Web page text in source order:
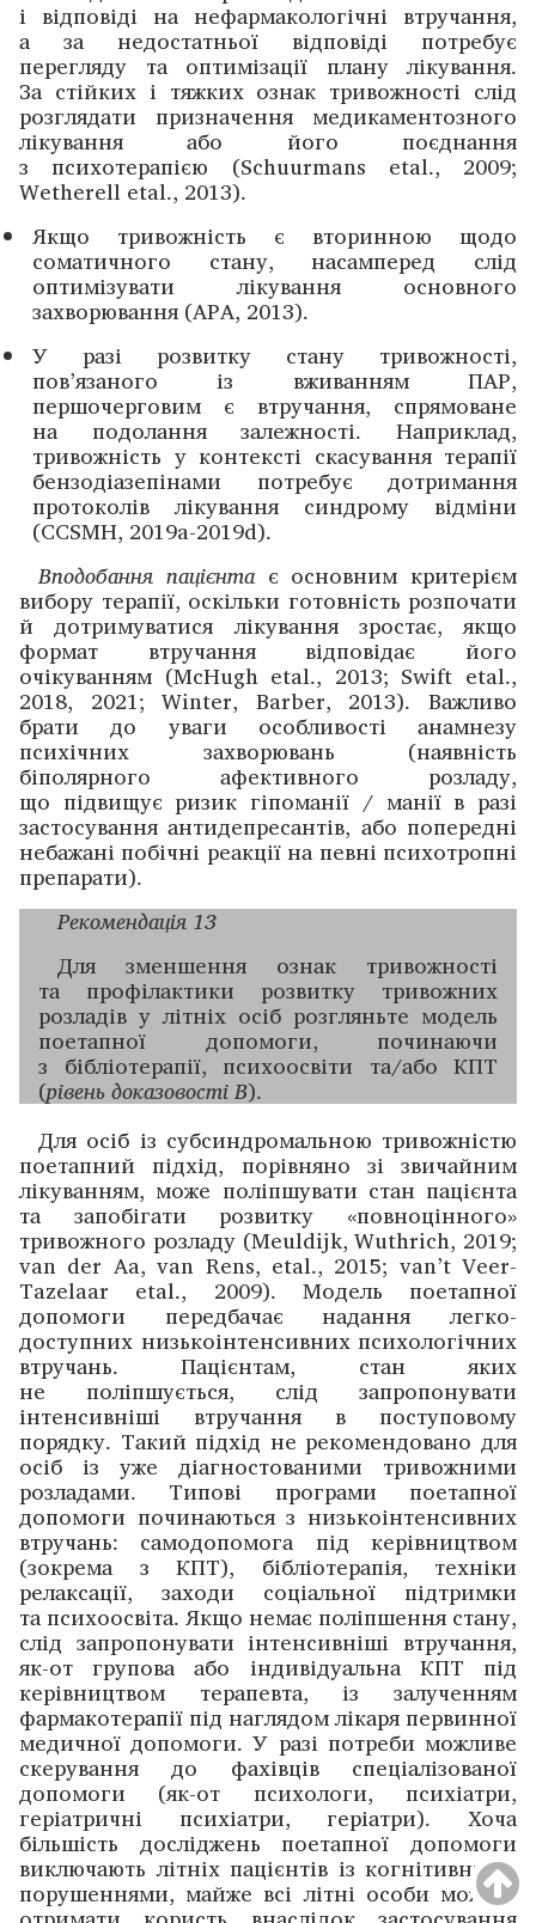
і відповіді на нефармакологічні втручання,
а за недостатньої відповіді потребує
перегляду та оптимізації плану лікування.
За стійких і тяжких ознак тривожності слід
розглядати призначення медикаментозного
лікування або його поєднання
з психотерапією (Schuurmans etal., 2009;
Wetherell etal., 2013).
Якщо тривожність є вторинною щодо
соматичного стану, насамперед слід
оптимізувати лікування основного
захворювання (APA, 2013).
У разі розвитку стану тривожності,
пов’язаного із вживанням ПАР,
першочерговим є втручання, спрямоване
на подолання залежності. Наприклад,
тривожність у контексті скасування терапії
бензодіазепінами потребує дотримання
протоколів лікування синдрому відміни
(CCSMH, 2019a-2019d).
Вподобання пацієнтає основним критерієм
вибору терапії, оскільки готовність розпочати
й дотримуватися ­лікування зростає, якщо
формат втручання відповідає його
очікуванням (McHugh etal., 2013; Swift etal.,
2018, 2021; Winter, Barber, 2013). Важливо
брати до уваги особливості анамнезу
психічних захворювань (наявність
біполярного афективного розладу,
що підвищує ризик гіпоманії / манії в разі
застосування антидепресантів, або попередні
небажані побічні реакції на певні психотропні
препарати).
Рекомендація 13
Для зменшення ознак тривожності
та профілактики розвитку тривожних
розладів у літніх осіб розгляньте ­модель
поетапної допомоги, починаючи
з бібліотерапії, психо­освіти та/або КПТ
(рівень доказовості B).
Для осіб із субсиндромальною тривожністю
поетапний підхід, порівняно зі звичайним
лікуванням, може поліпшувати стан пацієнта
та запобігати розвитку «повноцінного»
тривожного розладу (Meuldijk, Wuthrich, 2019;
van der Aa, van Rens, etal., 2015; van’t Veer-
Tazelaar etal., 2009). Модель поетапної
допомоги передбачає надання легко­
доступних низькоінтенсивних психологічних
втручань. Пацієнтам, стан яких
не поліпшується, слід запропонувати
інтенсивніші втручання в поступовому
порядку. Такий підхід не рекомендовано для
осіб із уже діагностованими тривожними
розладами. Типові програми поетапної
допомоги починаються з низькоінтенсивних
втручань: самодопомога під керівництвом
(зокрема з КПТ), бібліотерапія, техніки
релаксації, заходи соціальної підтримки
та психоосвіта. Якщо немає поліпшення стану,
слід запропонувати інтенсивніші втручання,
як-от групова або індивідуальна КПТ під
керівництвом терапевта, із залученням
фармакотерапії під наглядом лікаря первинної
медичної допомоги. У разі потреби можливе
скерування до фахівців спеціалізованої
допомоги (як-от психологи, психіатри,
геріатричні психіатри, геріатри). Хоча
більшість дослі­джень поетапної допомоги
виключають літніх пацієнтів із когнітивними
порушеннями, майже всі літні особи можуть